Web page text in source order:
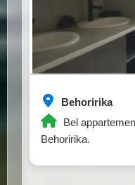
Behoririka
Bel
Behoririka.